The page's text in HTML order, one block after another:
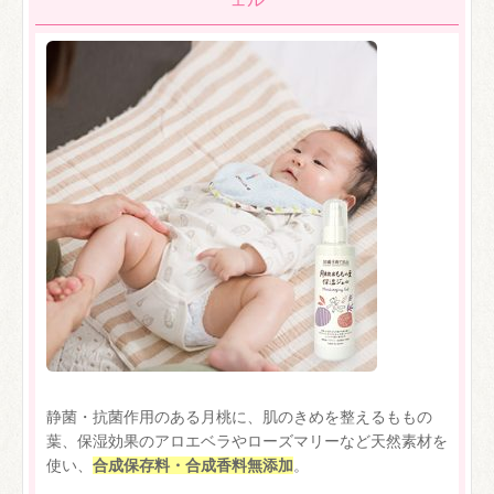
静菌・抗菌作用のある月桃に、肌のきめを整えるももの
葉、保湿効果のアロエベラやローズマリーなど天然素材を
使い、 合成保存料・合成香料無添加。